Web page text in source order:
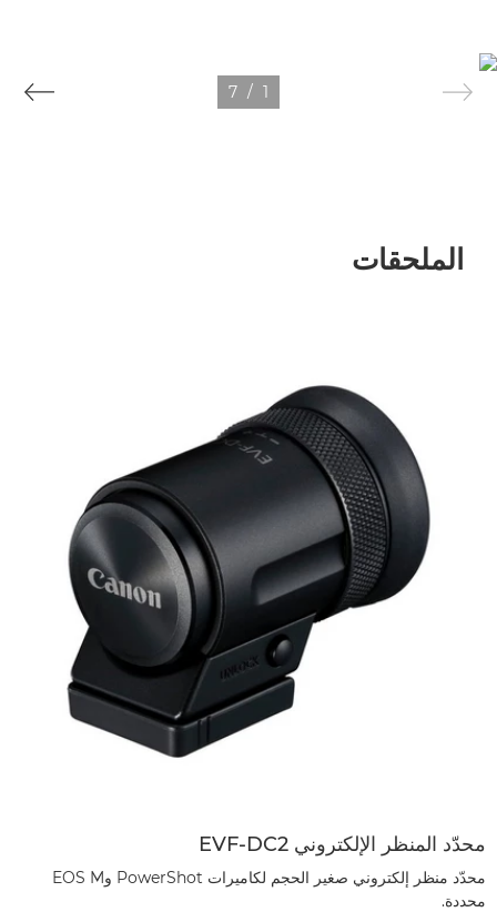
1
/
7
الملحقات
محدّد المنظر الإلكتروني EVF-DC2
محدّد منظر إلكتروني صغير الحجم لكاميرات PowerShot وEOS M
محددة.